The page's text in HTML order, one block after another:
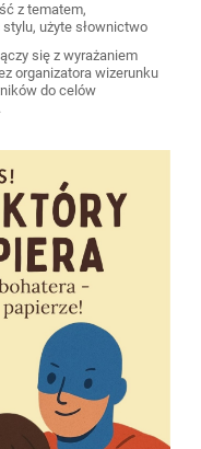
z tematem,
użyte słownictwo
się z wyrażaniem
organizatora wizerunku
do celów